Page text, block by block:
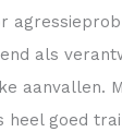
als
aanvallen.
heel goed